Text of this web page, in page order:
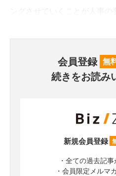
会員登録 無
続きをお読み
新規会員登録
・全ての過去記
・会員限定メルマ